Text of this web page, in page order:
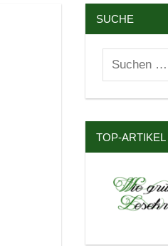
SUCHE
Suchen
nach:
TOP-ARTIKEL